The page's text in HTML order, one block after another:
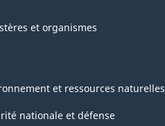
et organismes
et ressources naturelles
nationale et défense